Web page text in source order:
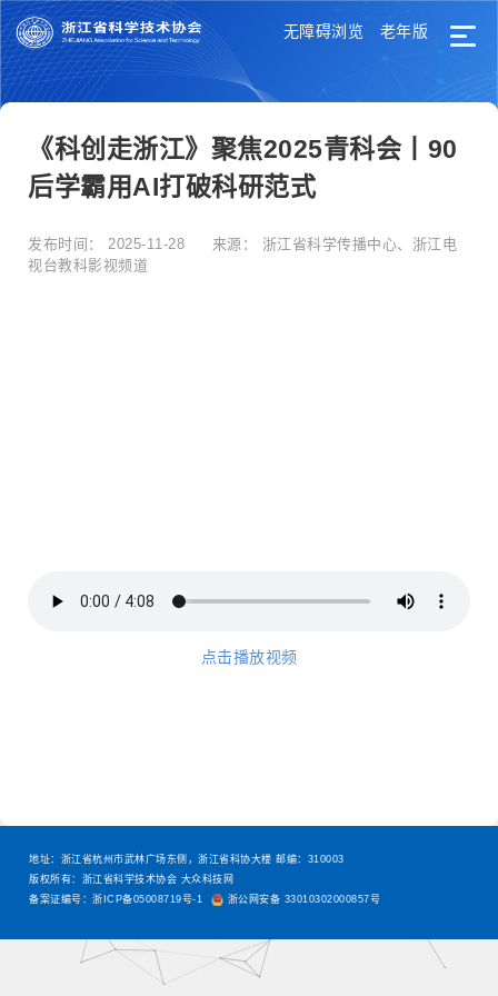
无障碍浏览 老年版
《科创走浙江》聚焦2025青科会丨90
后学霸用AI打破科研范式
发布时间： 2025-11-28 来源：
浙江省科学传播中心、浙江电
视台教科影视频道
点击播放视频
地址：浙江省杭州市武林广场东侧，浙江省科协大楼 邮编：310003
版权所有：浙江省科学技术协会 大众科技网
备案证编号：浙ICP备05008719号-1
浙公网安备 33010302000857号